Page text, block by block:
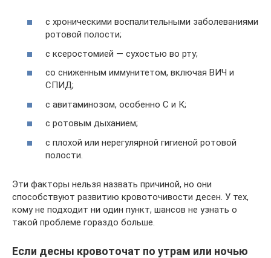
с хроническими воспалительными заболеваниями
ротовой полости;
с ксеростомией — сухостью во рту;
со сниженным иммунитетом, включая ВИЧ и
СПИД;
с авитаминозом, особенно С и К;
с ротовым дыханием;
с плохой или нерегулярной гигиеной ротовой
полости.
Эти факторы нельзя назвать причиной, но они
способствуют развитию кровоточивости десен. У тех,
кому не подходит ни один пункт, шансов не узнать о
такой проблеме гораздо больше.
Если десны кровоточат по утрам или ночью